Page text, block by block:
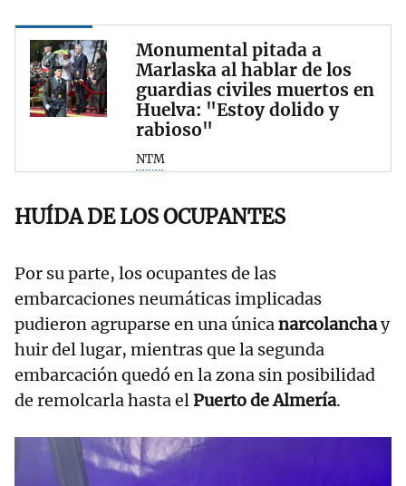
Monumental pitada a
Marlaska al hablar de los
guardias civiles muertos en
Huelva: "Estoy dolido y
rabioso"
NTM
HUÍDA DE LOS OCUPANTES
Por su parte, los ocupantes de las
embarcaciones neumáticas implicadas
pudieron agruparse en una únicanarcolanchay
huir del lugar, mientras que la segunda
embarcación quedó en la zona sin posibilidad
de remolcarla hasta elPuerto de Almería.